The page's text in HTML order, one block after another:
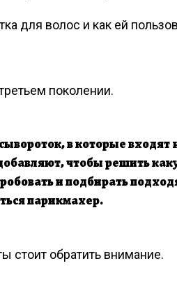
поколении.
в которые входят
чтобы решить
и подбирать
парикмахер.
стоит обратить внимание.